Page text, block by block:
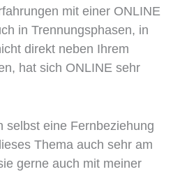
mit einer ONLINE
in Trennungsphasen, in
direkt neben Ihrem
hat sich ONLINE sehr
selbst eine Fernbeziehung
Thema auch sehr am
gerne auch mit meiner